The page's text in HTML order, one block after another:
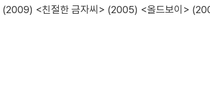
<친절한 금자씨> (2005) <올드보이>